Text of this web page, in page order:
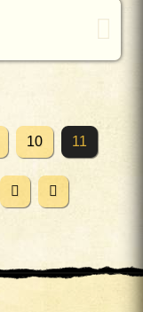
10 11